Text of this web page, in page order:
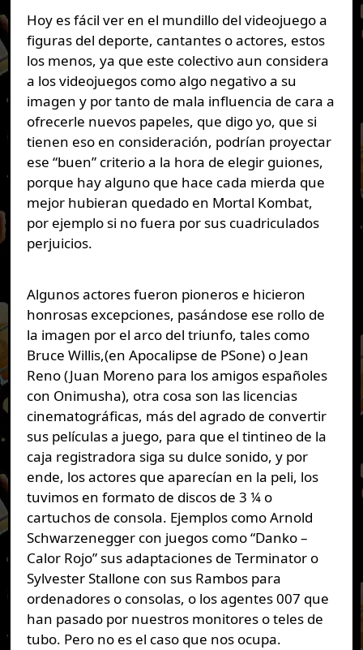
Hoy es fácil ver en el mundillo del videojuego a
figuras del deporte, cantantes o actores, estos
los menos, ya que este colectivo aun considera
a los videojuegos como algo negativo a su
imagen y por tanto de mala influencia de cara a
ofrecerle nuevos papeles, que digo yo, que si
tienen eso en consideración, podrían proyectar
ese “buen” criterio a la hora de elegir guiones,
porque hay alguno que hace cada mierda que
mejor hubieran quedado en Mortal Kombat,
por ejemplo si no fuera por sus cuadriculados
perjuicios.
Algunos actores fueron pioneros e hicieron
honrosas excepciones, pasándose ese rollo de
la imagen por el arco del triunfo, tales como
Bruce Willis,(en Apocalipse de PSone) o Jean
Reno (Juan Moreno para los amigos españoles
con Onimusha), otra cosa son las licencias
cinematográficas, más del agrado de convertir
sus películas a juego, para que el tintineo de la
caja registradora siga su dulce sonido, y por
ende, los actores que aparecían en la peli, los
tuvimos en formato de discos de 3 ¼ o
cartuchos de consola. Ejemplos como Arnold
Schwarzenegger con juegos como “Danko –
Calor Rojo” sus adaptaciones de Terminator o
Sylvester Stallone con sus Rambos para
ordenadores o consolas, o los agentes 007 que
han pasado por nuestros monitores o teles de
tubo. Pero no es el caso que nos ocupa.